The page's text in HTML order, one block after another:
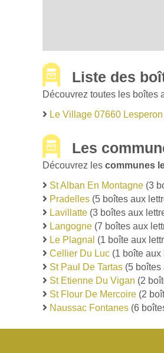
Liste des
Découvrez toutes les boîtes
Le Village 07660 Lesperon
Les
Découvrez les communes
St Alban En Montagne (3
Pradelles (5 boîtes aux
Lavillatte (3 boîtes aux
Langogne (7 boîtes aux
Le Plagnal (1 boîte aux
Cellier Du Luc (1 boîte aux
St Paul De Tartas (5 boîtes
St Etienne Du Vigan (2
St Flour De Mercoire (2
Naussac Fontanes (6